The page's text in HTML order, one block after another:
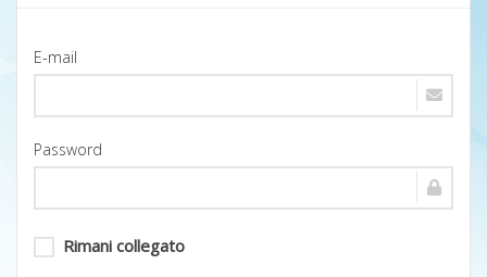
E-mail
Password
Rimani collegato